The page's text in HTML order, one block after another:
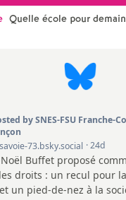
Quelle école pour demain